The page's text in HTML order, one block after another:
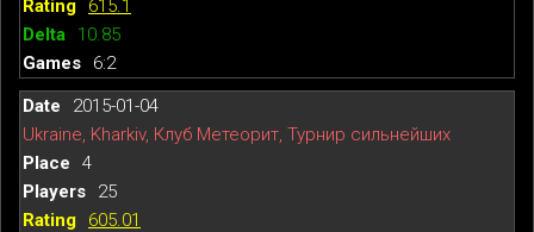
615.1
10.85
6:2
2015-01-04
Ukraine, Kharkiv, Клуб Метеорит, Турнир сильнейших
4
25
605.01